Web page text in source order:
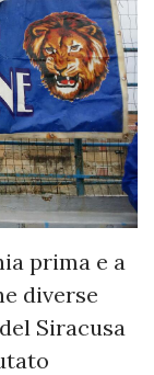
prima e a
diverse
Siracusa